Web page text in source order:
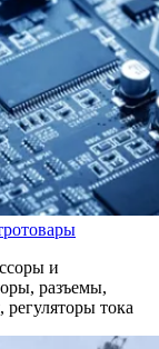
и
разъемы,
тока